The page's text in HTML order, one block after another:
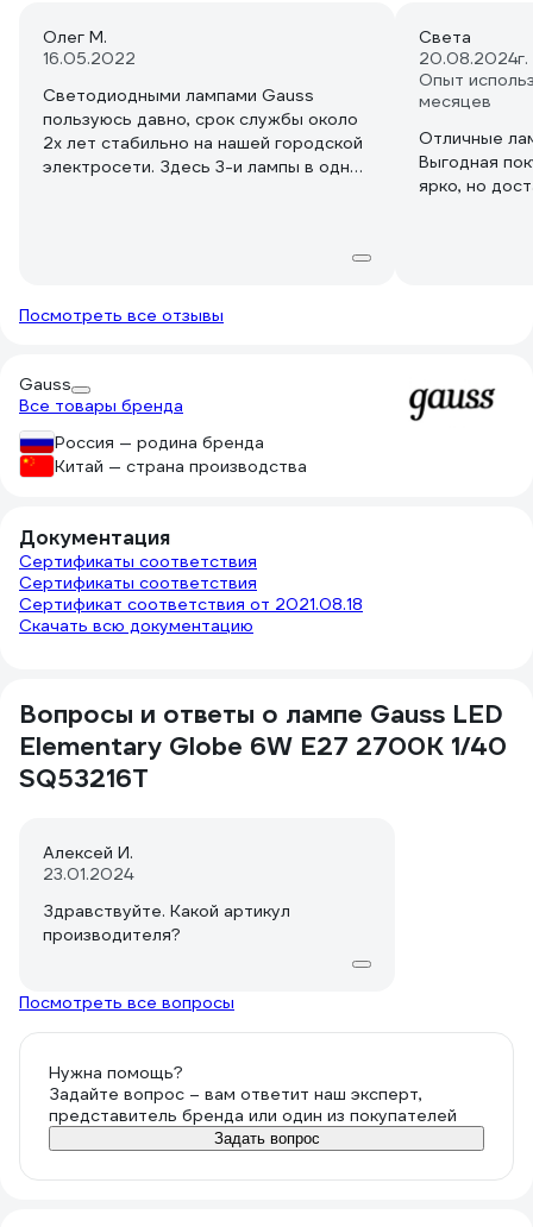
Олег М.
16.05.2022
Светодиодными лампами Gauss
пользуюсь давно, срок службы около
2х лет стабильно на нашей городской
электросети. Здесь 3-и лампы в одной
Света
20.08.2024
Опыт
месяцев
Отличные
Выгодная
ярко, но
Посмотреть все отзывы
Gauss
Все товары бренда
Россия — родина бренда
Китай — страна производства
Документация
Сертификаты соответствия
Сертификаты соответствия
Сертификат соответствия от 2021.08.18
Скачать всю документацию
Вопросы и ответы о лампе Gauss LED
Elementary Globe 6W E27 2700K 1/40
SQ53216T
Алексей И.
23.01.2024
Здравствуйте. Какой артикул
производителя?
Посмотреть все вопросы
Нужна помощь?
Задайте вопрос – вам ответит наш эксперт,
представитель бренда или один из покупателей
Задать вопрос